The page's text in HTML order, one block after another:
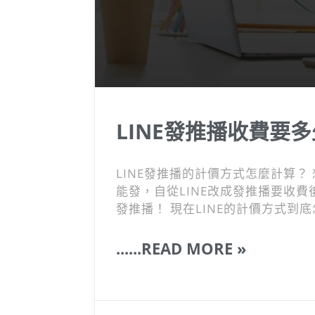
LINE發推播收費要
LINE發推播的計價方式怎麼計算
能發，自從LINE改成發推播要收
發推播！ 現在LINE的計價方式到
......READ MORE »